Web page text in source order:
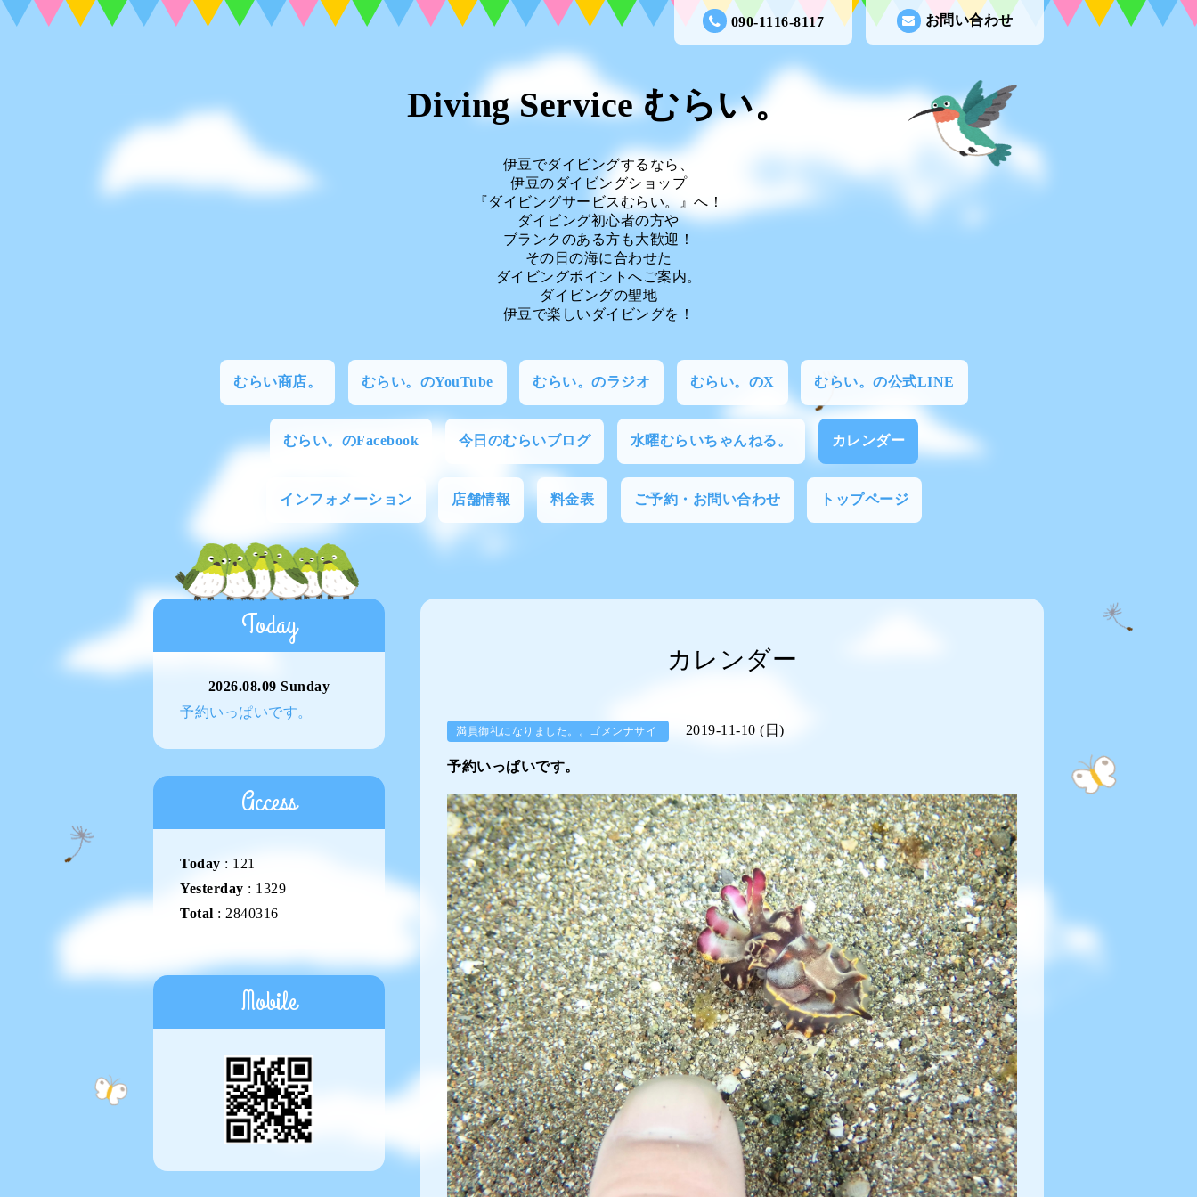
お問い合わせ
090-1116-8117
Diving Service むらい。
伊豆でダイビングするなら、
伊豆のダイビングショップ
『ダイビングサービスむらい。』へ！
ダイビング初心者の方や
ブランクのある方も大歓迎！
その日の海に合わせた
ダイビングポイントへご案内。
ダイビングの聖地
伊豆で楽しいダイビングを！
むらい商店。 むらい。のYouTube むらい。のラジオ むらい。のX むらい。の公式LINE
むらい。のFacebook 今日のむらいブログ 水曜むらいちゃんねる。 カレンダー
インフォメーション 店舗情報 料金表 ご予約・お問い合わせ トップページ
カレンダー
満員御礼になりました。。ゴメンナサイ 2019-11-10 (日)
予約いっぱいです。
Today
2026.08.09 Sunday
予約いっぱいです。
Access
Today : 121
Yesterday : 1329
Total : 2840316
Mobile